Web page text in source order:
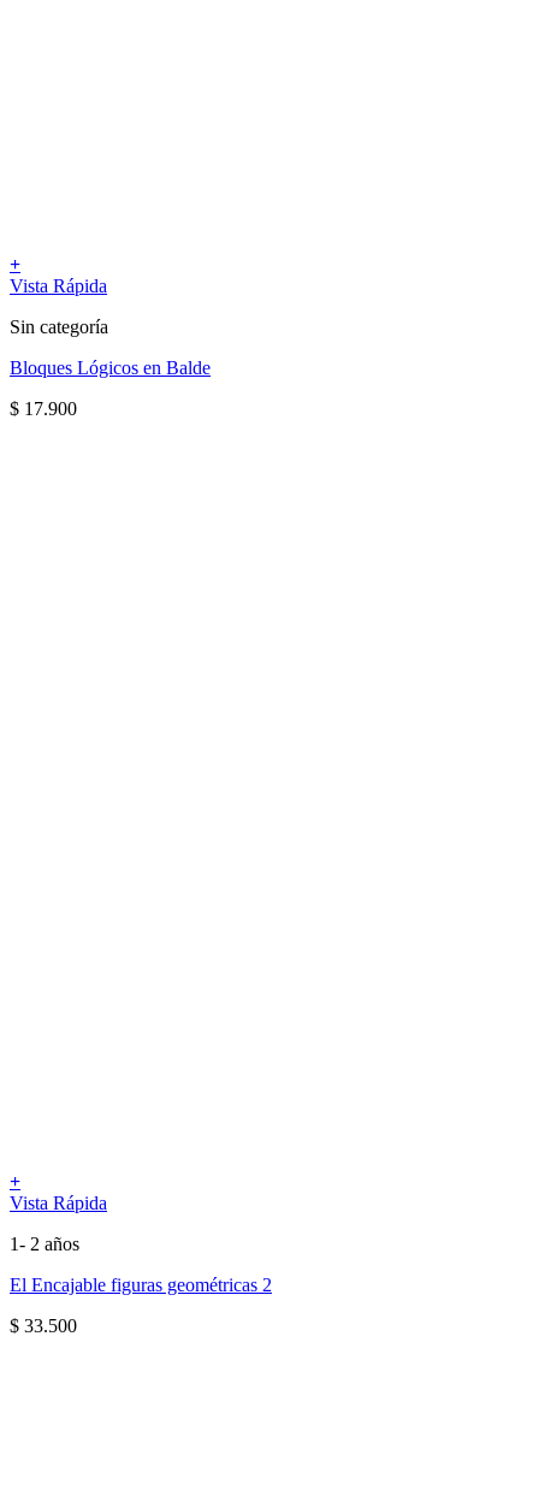
+
Vista Rápida
Sin categoría
Bloques Lógicos en Balde
$ 17.900
+
Vista Rápida
1- 2 años
El Encajable figuras geométricas 2
$ 33.500